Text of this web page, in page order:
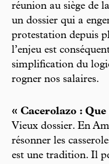
réunion au siège de
un dossier qui a
protestation depuis
l’enjeu est
simplification du
rogner nos salaires.
« Cacerolazo :
Vieux dossier. En
résonner les
est une tradition. Il